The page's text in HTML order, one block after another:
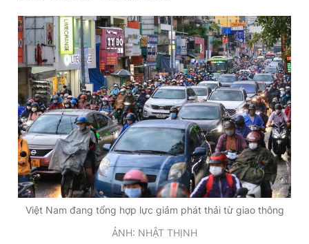
Đặt báo Quảng cáo RSS Tòa soạn Chính sách bảo
Tổng biên tập: Nguyễn Ngọc Toàn
Phó tổng biên tập thường trực: Hải Thành
Phó tổng biên tập: Lâm Hiếu Dũng
Phó tổng biên tập: Trần Việt Hưng
Tổng thư ký tòa soạn: Đức Trung
Giấy phép xuất bản số 110/GP - BTTTT cấp ngày 24.3.2020
© 2003-2026 Bản quyền thuộc về Báo Thanh Niên. Cấm sao
chép dưới mọi hình thức nếu không có sự chấp thuận bằng văn
bản. Phát triển bởi ePi Technologies, JSC.
Việt Nam đang tổng hợp lực giảm phát thải từ giao thông
ẢNH: NHẬT THỊNH